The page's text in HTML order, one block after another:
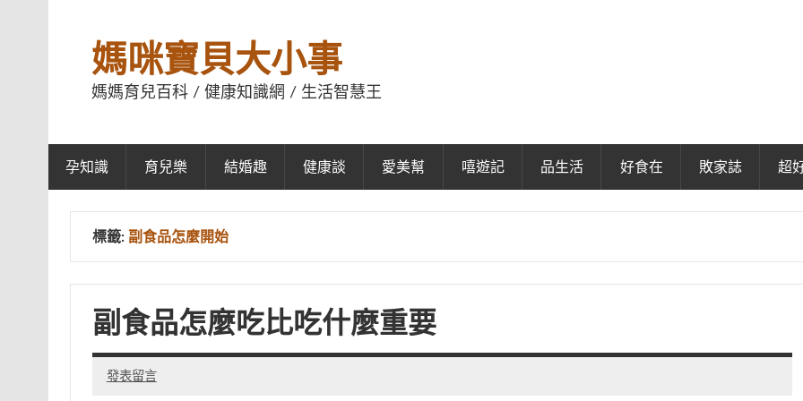
媽咪寶貝大小事
媽媽育兒百科 / 健康知識網 / 生活智慧王
孕知識 育兒樂 結婚趣 健康談 愛美幫 嘻遊記 品生活 好食在 敗家誌 超
標籤: 副食品怎麼開始
副食品怎麼吃比吃什麼重要
發表留言